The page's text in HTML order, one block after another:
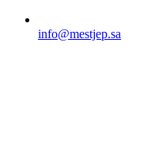
info@mestjep.sa